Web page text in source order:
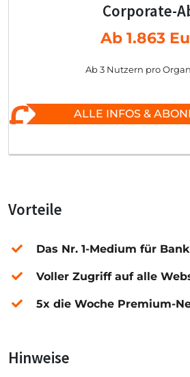
Corporate-
Ab 1.863
Ab 3 Nutzern pro
ALLE INFOS &
Vorteile
Das Nr. 1-Medium für
Voller Zugriff auf alle
5x die Woche Premium-
Hinweise